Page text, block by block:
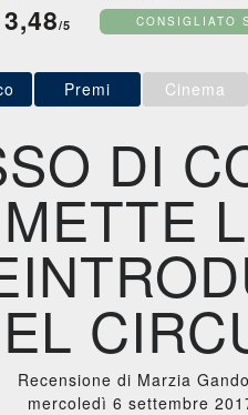
3,48/5 CONSIGLIATO
Premi Cinema
DI
Recensione di Marzia
mercoledì 6 settembre